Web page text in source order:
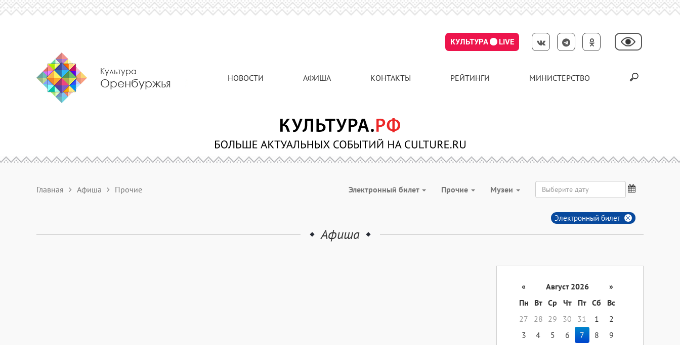
КУЛЬТУРА LIVE
Культура
Оренбуржья НОВОСТИ АФИША КОНТАКТЫ РЕЙТИНГИ МИНИСТЕРСТВО
Главная Афиша Прочие Электронный билет Прочие Музеи
Электронный билет
Афиша
« Август 2026
»
Пн
Вт Ср Чт Пт Сб
Вс
27
28 29 30 31 1
2
3
4 5 6 7 8
9